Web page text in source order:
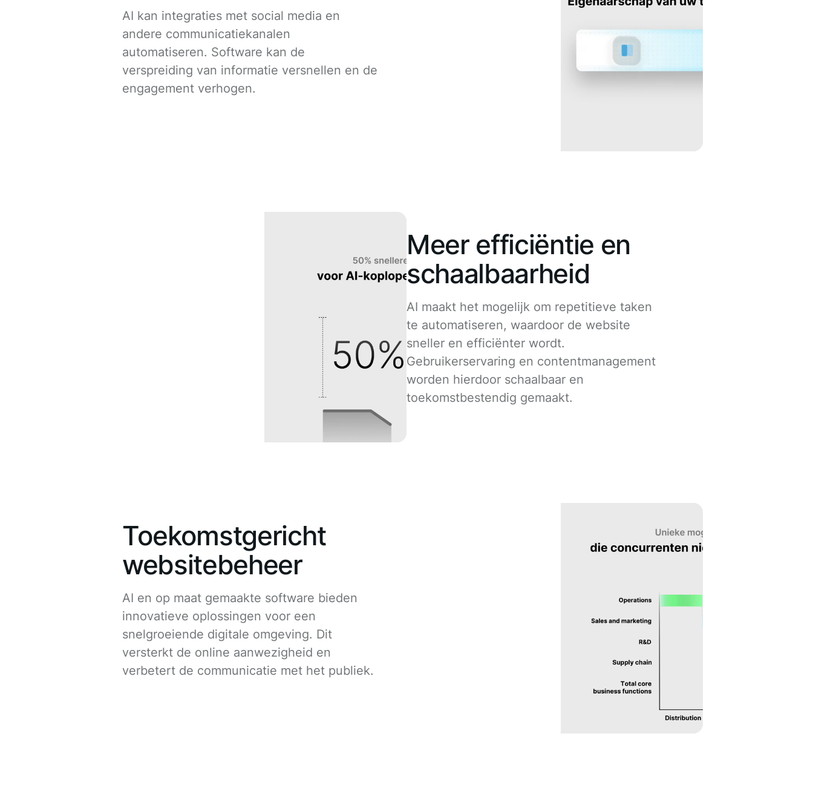
AI kan integraties met social media en
andere communicatiekanalen
automatiseren. Software kan de
verspreiding van informatie versnellen en de
engagement verhogen.
Meer efficiëntie en
schaalbaarheid
AI maakt het mogelijk om repetitieve taken
te automatiseren, waardoor de website
sneller en efficiënter wordt.
Gebruikerservaring en contentmanagement
worden hierdoor schaalbaar en
toekomstbestendig gemaakt.
Toekomstgericht
websitebeheer
AI en op maat gemaakte software bieden
innovatieve oplossingen voor een
snelgroeiende digitale omgeving. Dit
versterkt de online aanwezigheid en
verbetert de communicatie met het publiek.